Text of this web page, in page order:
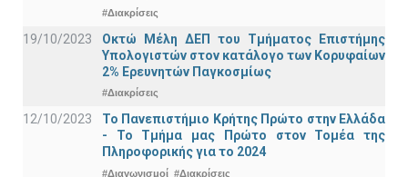
#Διακρίσεις
19/10/2023
Οκτώ Μέλη ΔΕΠ του Τμήματος Επιστήμης
Υπολογιστών στον κατάλογο των Κορυφαίων
2% Ερευνητών Παγκοσμίως
#Διακρίσεις
12/10/2023
Το Πανεπιστήμιο Κρήτης Πρώτο στην Ελλάδα
- Το Τμήμα μας Πρώτο στον Τομέα της
Πληροφορικής για το 2024
#Διαγωνισμοί #Διακρίσεις